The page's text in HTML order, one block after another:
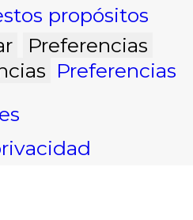
propósitos
Preferencias
Preferencias